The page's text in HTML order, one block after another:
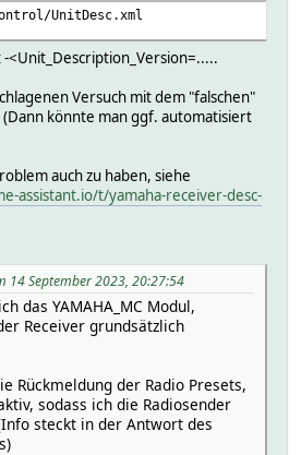
UnitDesc.xml
<Unit_Description_Version=.....
Versuch mit dem "falschen"
(Dann könnte man ggf. automatisiert
auch zu haben, siehe
assistant.io/t/yamaha-receiver-desc-
14 September 2023, 20:27:54
das YAMAHA_MC Modul,
Receiver grundsätzlich
Rückmeldung der Radio Presets,
sodass ich die Radiosender
steckt in der Antwort des